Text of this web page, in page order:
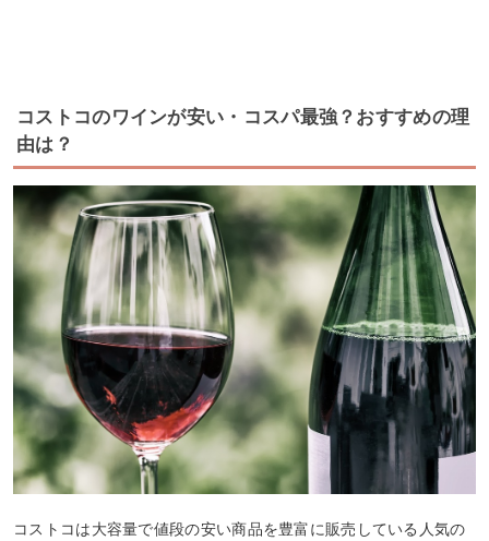
コストコのワインが安い・コスパ最強？おすすめの理
由は？
コストコは大容量で値段の安い商品を豊富に販売している人気の